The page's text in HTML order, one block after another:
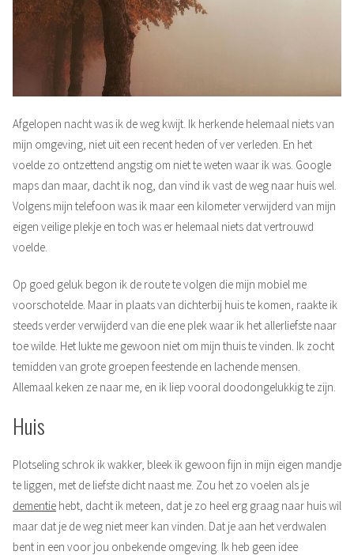
Afgelopen nacht was ik de weg kwijt. Ik herkende helemaal niets van
mijn omgeving, niet uit een recent heden of ver verleden. En het
voelde zo ontzettend angstig om niet te weten waar ik was. Google
maps dan maar, dacht ik nog, dan vind ik vast de weg naar huis wel.
Volgens mijn telefoon was ik maar een kilometer verwijderd van mijn
eigen veilige plekje en toch was er helemaal niets dat vertrouwd
voelde.
Op goed geluk begon ik de route te volgen die mijn mobiel me
voorschotelde. Maar in plaats van dichterbij huis te komen, raakte ik
steeds verder verwijderd van die ene plek waar ik het allerliefste naar
toe wilde. Het lukte me gewoon niet om mijn thuis te vinden. Ik zocht
temidden van grote groepen feestende en lachende mensen.
Allemaal keken ze naar me, en ik liep vooral doodongelukkig te zijn.
Huis
Plotseling schrok ik wakker, bleek ik gewoon fijn in mijn eigen mandje
te liggen, met de liefste dicht naast me. Zou het zo voelen als je
dementie hebt, dacht ik meteen, dat je zo heel erg graag naar huis wil
maar dat je de weg niet meer kan vinden. Dat je aan het verdwalen
bent in een voor jou onbekende omgeving. Ik heb geen idee